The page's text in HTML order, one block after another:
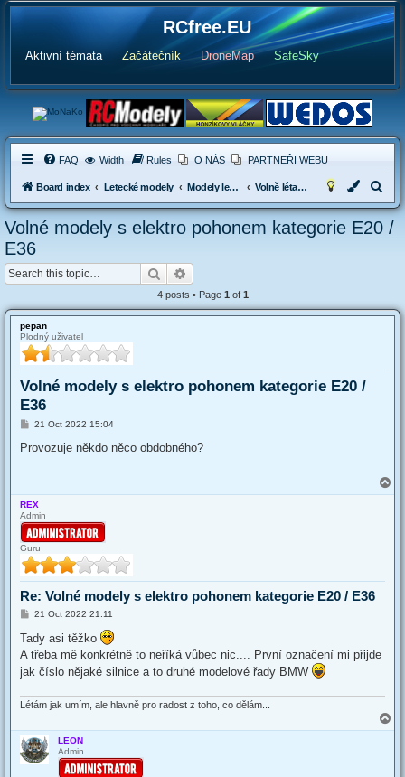
RCfree.EU
Aktivní témata Začátečník DroneMap SafeSky
FAQ Width Rules O NÁS PARTNEŘI WEBU
Board index Letecké modely Modely letadel s elektropohonen Volně létající malé elektrolety
e
a
Volné modely s elektro pohonem kategorie E20 /
E36
Search
4 posts • Page 1 of 1
pepan
Plodný uživatel
Volné modely s elektro pohonem kategorie E20 /
E36
P
s
21 Oct 2022 15:04
Provozuje někdo něco obdobného?
o
REX
Admin
Guru
Re: Volné modely s elektro pohonem kategorie E20 / E36
P
s
t
21 Oct 2022 21:11
Tady asi těžko
A třeba mě konkrétně to neříká vůbec nic.... První označení mi přijde
jak číslo nějaké silnice a to druhé modelové řady BMW
Létám jak umím, ale hlavně pro radost z toho, co dělám...
o
LEON
Admin